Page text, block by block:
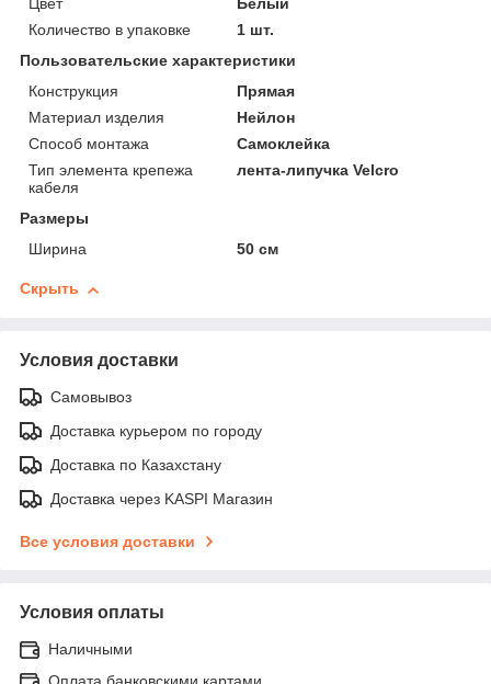
Цвет
Белый
Количество в упаковке
1 шт.
Пользовательские характеристики
Конструкция
Прямая
Материал изделия
Нейлон
Способ монтажа
Самоклейка
Тип элемента крепежа
кабеля
лента-липучка Velcro
Размеры
Ширина
50 см
Скрыть
Условия доставки
Самовывоз
Доставка курьером по городу
Доставка по Казахстану
Доставка через KASPI Магазин
Все условия доставки
Условия оплаты
Наличными